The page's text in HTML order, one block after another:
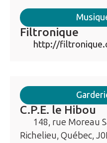
Filtronique
http://
C.P.E. le Hibou
148, rue Moreau
Richelieu, Québec,